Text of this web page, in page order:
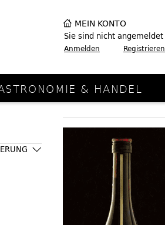
MEIN KONTO
Sie sind nicht angemeldet
Anmelden Registrieren
& HANDEL